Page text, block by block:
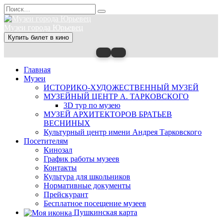
Перейти
к
содержанию
Search
for:
Музеи города Юрьевец
Купить билет в кино
Главная
Музеи
ИСТОРИКО-ХУДОЖЕСТВЕННЫЙ МУЗЕЙ
МУЗЕЙНЫЙ ЦЕНТР А. ТАРКОВСКОГО
3D тур по музею
МУЗЕЙ АРХИТЕКТОРОВ БРАТЬЕВ
ВЕСНИНЫХ
Культурный центр имени Андрея Тарковского
Посетителям
Кинозал
График работы музеев
Контакты
Культура для школьников
Нормативные документы
Прейскурант
Бесплатное посещение музеев
Пушкинская карта